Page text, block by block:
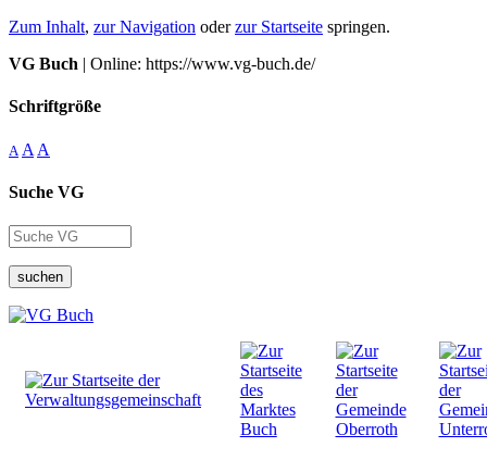
Zum Inhalt, zur Navigation oderzur Startseite springen.
VG Buch | Online: https://www.vg-buch.de/
Schriftgröße
A A A
Suche VG
suchen